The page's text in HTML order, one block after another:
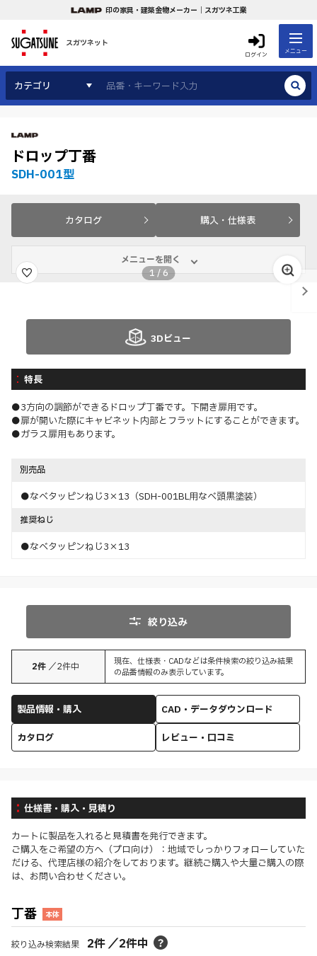
印の家具・建築金物メーカー｜スガツネ工業
スガツネット
ログイン メニュー
カテゴリ
ドロップ丁番
SDH-001型
カタログ 購入・仕様表
メニューを開く
1 / 6
3Dビュー
特長
●3方向の調節ができるドロップ丁番です。下開き扉用です。
●扉が開いた際にキャビネット内部とフラットにすることができます。
●ガラス扉用もあります。
別売品
●なべタッピンねじ3×13（SDH-001BL用なべ頭黒塗装）
推奨ねじ
●なべタッピンねじ3×13
絞り込み
2件 ／2件中
現在、仕様表・CADなどは条件検索の絞り込み結果
の品番情報のみ表示しています。
製品情報・購入
CAD・データダウンロード
カタログ
レビュー・口コミ
仕様書・購入・見積り
カートに製品を入れると見積書を発行できます。
ご購入をご希望の方へ（プロ向け）：地域でしっかりフォローしていた
だける、代理店様の紹介をしております。継続ご購入や大量ご購入の際
は、お問い合わせください。
丁番 本体
絞り込み検索結果 2件／2件中